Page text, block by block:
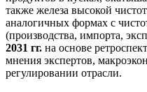
также железа высокой
аналогичных формах с
(производства, импорта,
2031 гг. на основе
мнения экспертов,
регулировании отрасли.